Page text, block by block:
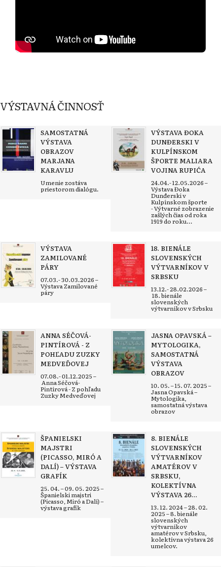
VÝSTAVNÁ ČINNOSŤ
SAMOSTATNÁ
VÝSTAVA
OBRAZOV
MARJANA
KARAVLU
Umenie zostáva
priestorom dialógu.
VÝSTAVA ĐOKA
DUNĐERSKI V
KULPÍNSKOM
ŠPORTE MALIARA
VOJINA RUPIĆA
24.04.- 12.05.2026 –
Výstava Đoka
Dunđerski v
Kulpínskom športe
- Výtvarné zobrazenie
zašlých čias od roka
1919 do roku...
VÝSTAVA
ZAMILOVANÉ
PÁRY
07.03.- 30.03.2026 –
Výstava Zamilované
páry
18. BIENÁLE
SLOVENSKÝCH
VÝTVARNÍKOV V
SRBSKU
13.12.- 28.02.2026 –
18. bienále
slovenských
výtvarníkov v Srbsku
ANNA SÉČOVÁ-
PINTÍROVÁ - Z
POHĽADU ZUZKY
MEDVEĎOVEJ
07.08.- 01.12.2025 –
Anna Séčová-
Pintírová - Z pohľadu
Zuzky Medveďovej
JASNA OPAVSKÁ –
MYTOLOGIKA,
SAMOSTATNÁ
VÝSTAVA
OBRAZOV
10. 05. – 15. 07. 2025 –
Jasna Opavská –
Mytologika,
samostatná výstava
obrazov
ŠPANIELSKI
MAJSTRI
(PICASSO, MIRÓ A
DALÍ) – VÝSTAVA
GRAFÍK
25. 04. – 09. 05. 2025 –
Španielski majstri
(Picasso, Miró a Dalí) –
výstava grafík
8. BIENÁLE
SLOVENSKÝCH
VÝTVARNÍKOV
AMATÉROV V
SRBSKU,
KOLEKTÍVNA
VÝSTAVA 26...
13. 12. 2024 – 28. 02.
2025 – 8. bienále
slovenských
výtvarníkov
amatérov v Srbsku,
kolektívna výstava 26
umelcov.